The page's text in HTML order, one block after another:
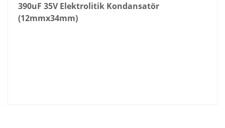
390uF 35V Elektrolitik Kondansatör
(12mmx34mm)